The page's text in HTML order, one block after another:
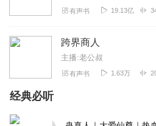
有声书 19.13亿
跨界商人
主播:老公叔
有声书 1.63万
经典必听